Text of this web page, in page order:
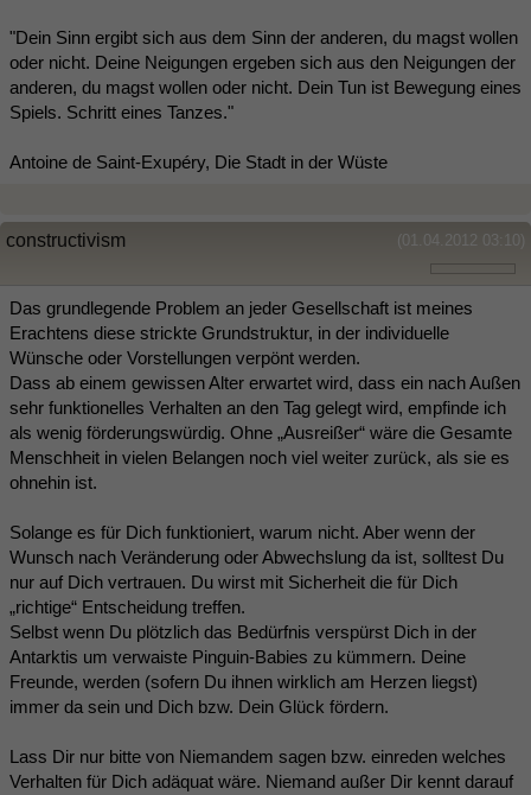
"Dein Sinn ergibt sich aus dem Sinn der anderen, du magst wollen
oder nicht. Deine Neigungen ergeben sich aus den Neigungen der
anderen, du magst wollen oder nicht. Dein Tun ist Bewegung eines
Spiels. Schritt eines Tanzes."
Antoine de Saint-Exupéry, Die Stadt in der Wüste
(01.04.2012 03:10)
constructivism
Das grundlegende Problem an jeder Gesellschaft ist meines
Erachtens diese strickte Grundstruktur, in der individuelle
Wünsche oder Vorstellungen verpönt werden.
Dass ab einem gewissen Alter erwartet wird, dass ein nach Außen
sehr funktionelles Verhalten an den Tag gelegt wird, empfinde ich
als wenig förderungswürdig. Ohne „Ausreißer“ wäre die Gesamte
Menschheit in vielen Belangen noch viel weiter zurück, als sie es
ohnehin ist.
Solange es für Dich funktioniert, warum nicht. Aber wenn der
Wunsch nach Veränderung oder Abwechslung da ist, solltest Du
nur auf Dich vertrauen. Du wirst mit Sicherheit die für Dich
„richtige“ Entscheidung treffen.
Selbst wenn Du plötzlich das Bedürfnis verspürst Dich in der
Antarktis um verwaiste Pinguin-Babies zu kümmern. Deine
Freunde, werden (sofern Du ihnen wirklich am Herzen liegst)
immer da sein und Dich bzw. Dein Glück fördern.
Lass Dir nur bitte von Niemandem sagen bzw. einreden welches
Verhalten für Dich adäquat wäre. Niemand außer Dir kennt darauf